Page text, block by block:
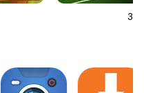
3D